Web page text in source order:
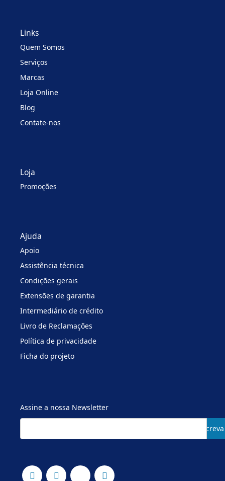
Links
Quem Somos
Serviços
Marcas
Loja Online
Blog
Contate-nos
Loja
Promoções
Ajuda
Apoio
Assistência técnica
Condições gerais
Extensões de garantia
Intermediário de crédito
Livro de Reclamações
Política de privacidade
Ficha do projeto
Assine a nossa Newsletter
Subscreva